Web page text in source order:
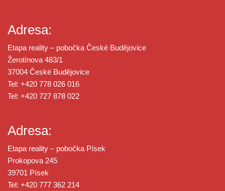
Adresa:
Etapa reality – pobočka České Budějovice
Žerotínova 483/1
37004 České Budějovice
Tel: +420 778 026 016
Tel: +420 727 878 022
Adresa:
Etapa reality – pobočka Písek
Prokopova 245
39701 Písek
Tel: +420 777 362 214